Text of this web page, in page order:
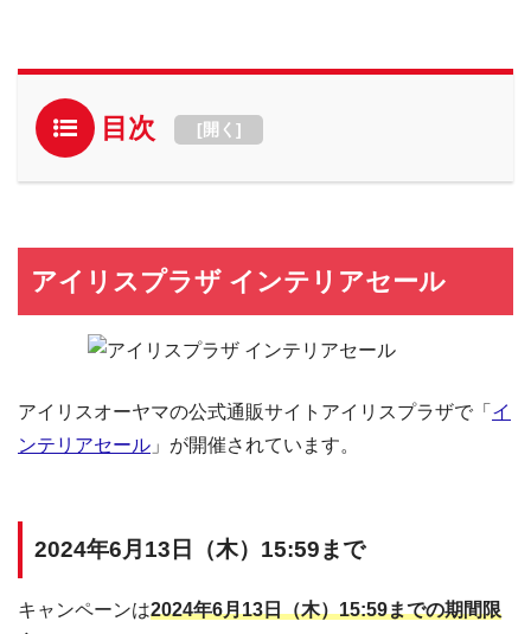
目次 [開く ]
アイリスプラザ インテリアセール
アイリスオーヤマの公式通販サイトアイリスプラザで「 イ
ンテリアセール 」が開催されています。
2024年6月13日（木）15:59まで
キャンペーンは2024年6月13日（木）15:59までの期間限